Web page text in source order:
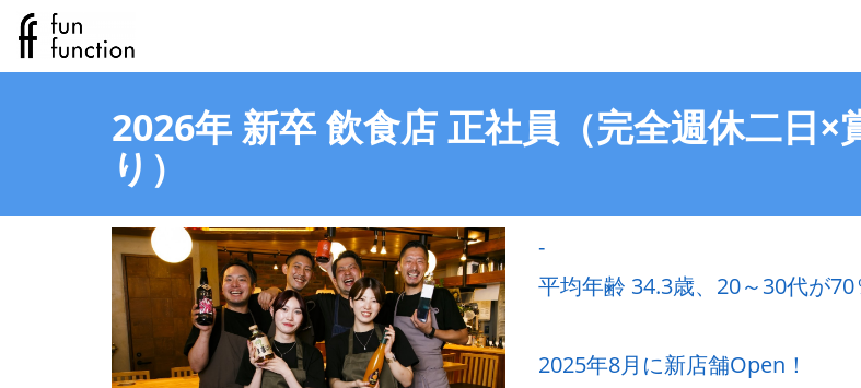
2026年 新卒 飲食店 正社員（完全週休二日
り）
-
平均年齢 34.3歳、20～30代が
2025年8月に新店舗Open！